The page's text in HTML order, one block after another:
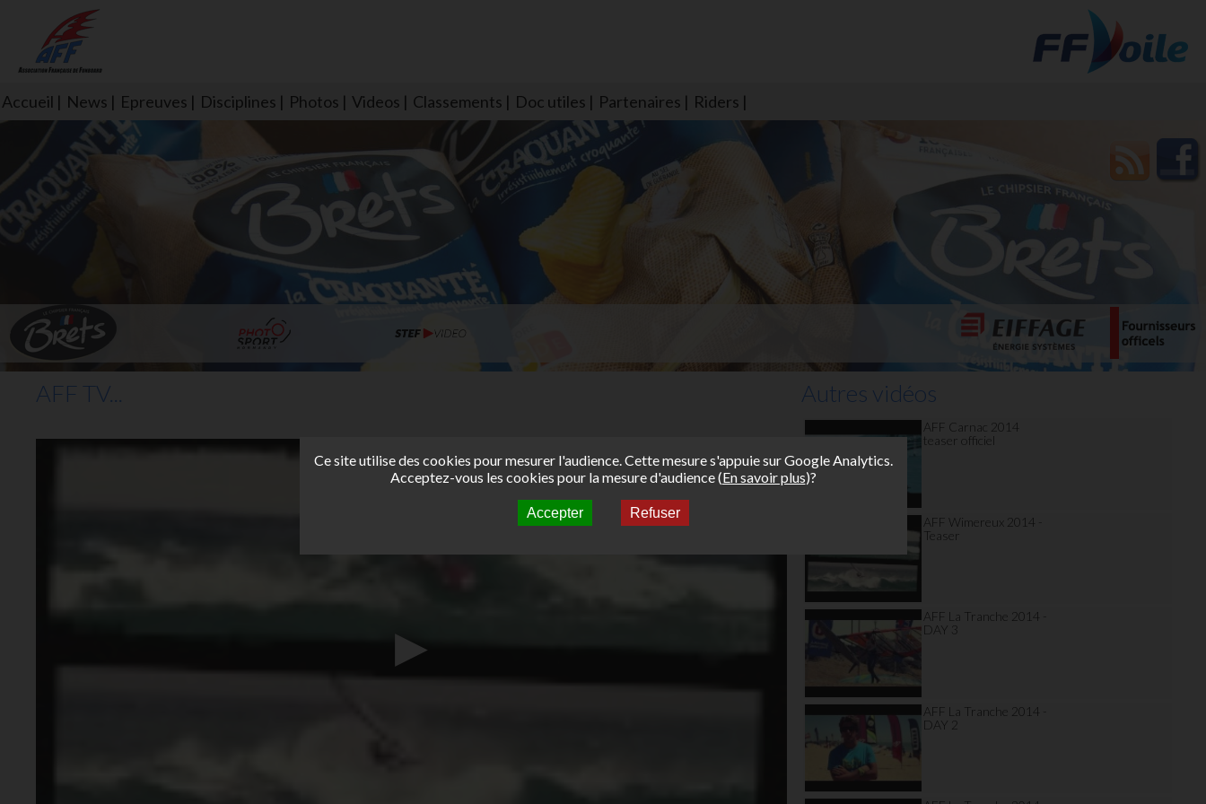
Accueil News Epreuves Disciplines Photos Videos Classements Doc utiles Partenaires Riders
L'aff soutient les SNS253 et SNS604 qui veillent sur nous pour que l'eau salée n'ait jamais le goût des
AFF TV... Autres vidéos
AFF Carnac 2014
teaser officiel
AFF Wimereux 2014 -
Teaser
AFF La Tranche 2014 -
DAY 3
AFF La Tranche 2014 -
DAY 2
Ce site utilise des cookies pour mesurer l'audience. Cette mesure s'appuie sur Google Analytics.
Acceptez-vous les cookies pour la mesure d'audience (En savoir plus)?
Accepter Refuser